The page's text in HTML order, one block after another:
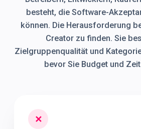
besteht, die Software-
können. Die Herausforderung
Creator zu finden. Sie
Zielgruppenqualität und
bevor Sie Budget und
✕